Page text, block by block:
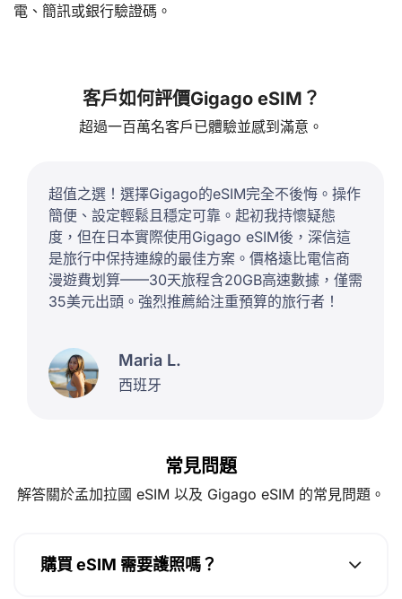
電、簡訊或銀行驗證碼。
客戶如何評價Gigago eSIM？
超過一百萬名客戶已體驗並感到滿意。
超值之選！選擇Gigago的eSIM完全不後悔。操作
簡便、設定輕鬆且穩定可靠。起初我持懷疑態
度，但在日本實際使用Gigago eSIM後，深信這
是旅行中保持連線的最佳方案。價格遠比電信商
漫遊費划算——30天旅程含20GB高速數據，僅需
35美元出頭。強烈推薦給注重預算的旅行者！
Maria L.
西班牙
常見問題
解答關於孟加拉國 eSIM 以及 Gigago eSIM 的常見問題。
購買 eSIM 需要護照嗎？